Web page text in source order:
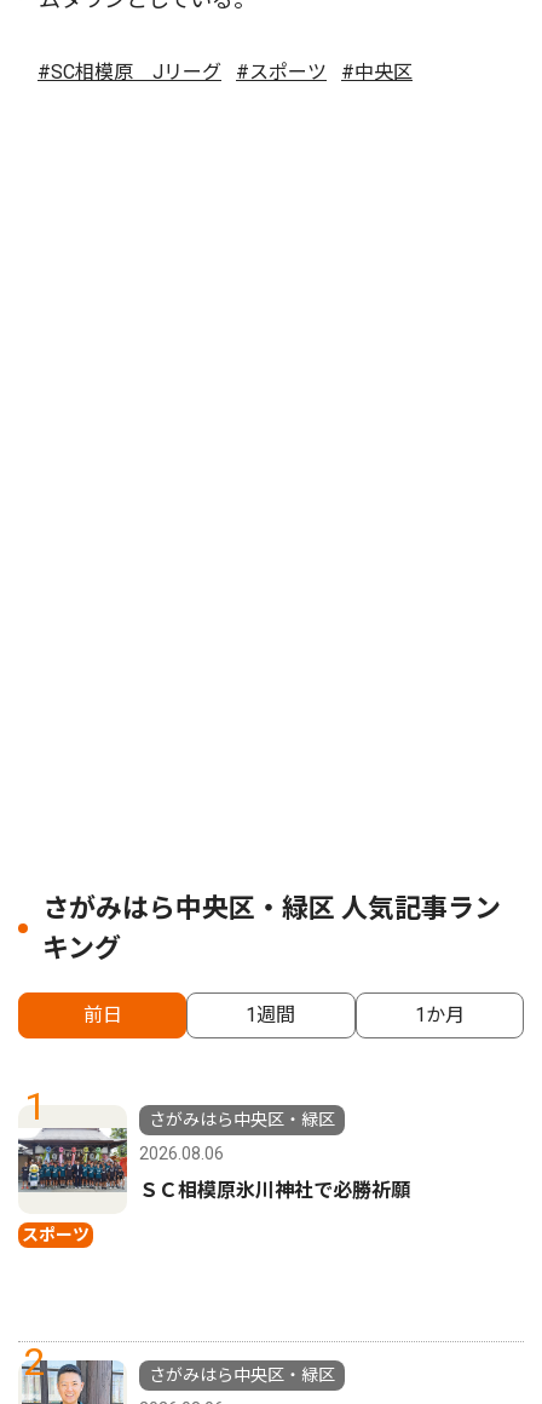
#SC相模原 Jリーグ #スポーツ #中央区
さがみはら中央区・緑区 人気記事ラン
キング
前日 1週間 1か月
1
スポーツ
さがみはら中央区・緑区
2026.08.06
ＳＣ相模原氷川神社で必勝祈願
2
さがみはら中央区・緑区